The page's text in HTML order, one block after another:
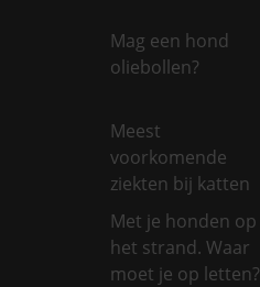
Mag een hond
oliebollen?
Meest
voorkomende
ziekten bij katten
Met je honden op
het strand. Waar
moet je op letten?